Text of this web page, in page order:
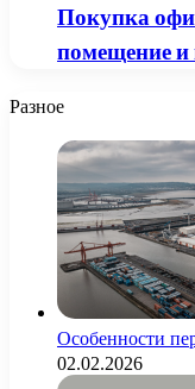
Покупка
помещение и
Разное
Особенности
02.02.2026